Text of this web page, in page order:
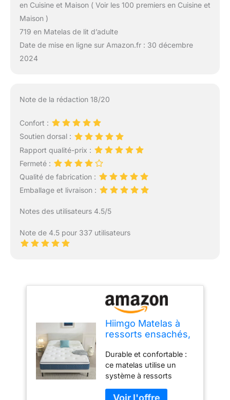
en Cuisine et Maison ( Voir les 100 premiers en Cuisine et
Maison )
719 en Matelas de lit d’adulte
Date de mise en ligne sur Amazon.fr : 30 décembre
2024
Note de la rédaction 18/20
Confort :
Soutien dorsal :
Rapport qualité-prix :
Fermeté :
Qualité de fabrication :
Emballage et livraison :
Notes des utilisateurs 4.5/5
Note de 4.5 pour 337 utilisateurs
Hiimgo Matelas à
ressorts ensachés,
dureté H3, 7 zones,
confort optimal et
soutien dorsal,
matelas
Durable et confortable :
ce matelas utilise un
système à ressorts
courbes de votre corps